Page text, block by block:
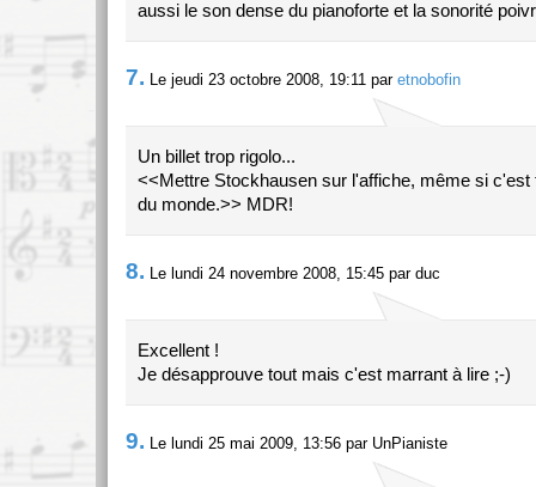
aussi le son dense du pianoforte et la sonorité
7. Le jeudi 23 octobre 2008, 19:11 par etnobofin
Un billet trop rigolo...
<<Mettre Stockhausen sur l'affiche, même si c'est
du monde.>> MDR!
8. Le lundi 24 novembre 2008, 15:45 par duc
Excellent !
Je désapprouve tout mais c'est marrant à lire ;-)
9. Le lundi 25 mai 2009, 13:56 par UnPianiste